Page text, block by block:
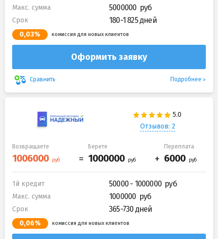
Макс. сумма 5000000
Срок 180-1 825 дней
0,03% комиссия для новых клиентов
Оформить заявку
Сравнить Подробнее
Отзывов: 2
Возвращаете Берете Переплата
1й кредит 50000 - 1000000
Макс. сумма 1000000
Срок 365-730 дней
0,06% комиссия для новых клиентов